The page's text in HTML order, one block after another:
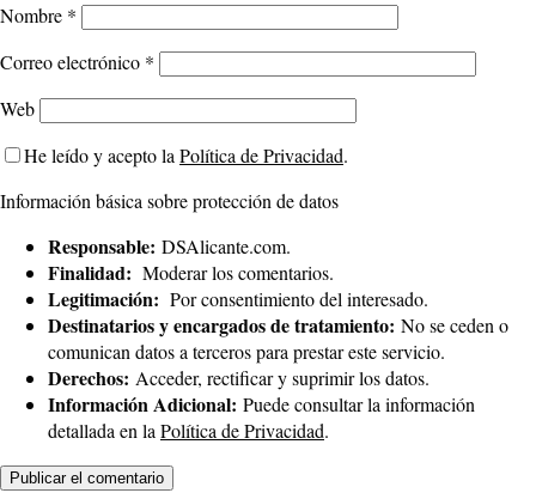
Nombre *
Correo electrónico *
Web
He leído y acepto la Política de Privacidad.
Información básica sobre protección de datos
Responsable: DSAlicante.com.
Finalidad: Moderar los comentarios.
Legitimación: Por consentimiento del interesado.
Destinatarios y encargados de tratamiento: No se ceden o
comunican datos a terceros para prestar este servicio.
Derechos: Acceder, rectificar y suprimir los datos.
Información Adicional: Puede consultar la información
detallada en la Política de Privacidad.